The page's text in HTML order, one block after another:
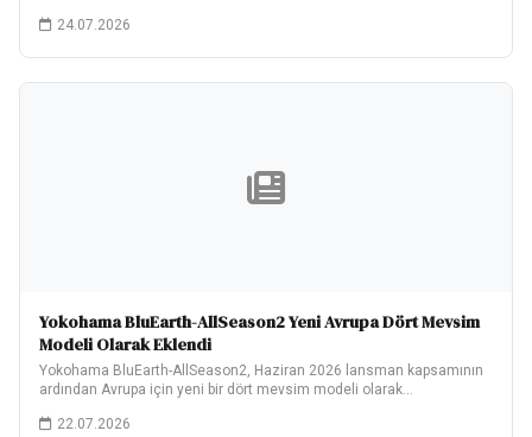
24.07.2026
Yokohama BluEarth-AllSeason2 Yeni Avrupa Dört Mevsim
Modeli Olarak Eklendi
Yokohama BluEarth-AllSeason2, Haziran 2026 lansman kapsamının
ardından Avrupa için yeni bir dört mevsim modeli olarak…
22.07.2026